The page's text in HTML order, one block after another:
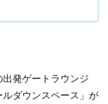
発ゲートラウンジ
ルダウンスペース」が